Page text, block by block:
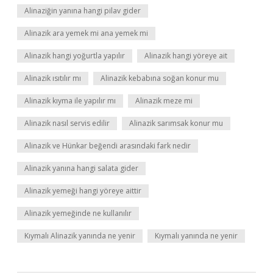
Alinaziğin yanına hangi pilav gider
Alinazik ara yemek mi ana yemek mi
Alinazik hangi yoğurtla yapılır Alinazik hangi yöreye ait
Alinazik ısıtılır mı Alinazik kebabına soğan konur mu
Alinazik kıyma ile yapılır mı Alinazik meze mi
Alinazik nasıl servis edilir Alinazik sarımsak konur mu
Alinazik ve Hünkar beğendi arasındaki fark nedir
Alinazik yanına hangi salata gider
Alinazik yemeği hangi yöreye aittir
Alinazik yemeğinde ne kullanılır
Kıymalı Alinazik yanında ne yenir Kıymalı yanında ne yenir